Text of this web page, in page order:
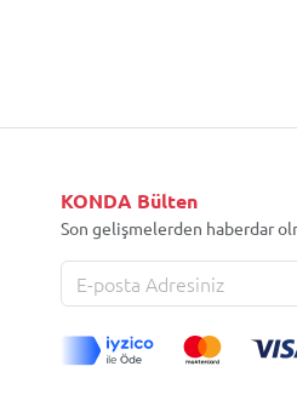
KONDA Bülten
Son gelişmelerden haberdar